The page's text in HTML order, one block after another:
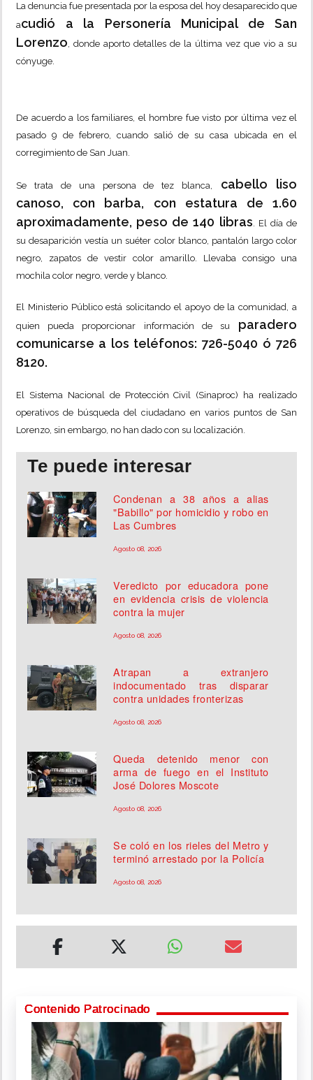
La denuncia fue presentada por la esposa del hoy desaparecido que
acudió a la Personería Municipal de San
Lorenzo, donde aporto detalles de la última vez que vio a su
cónyuge.
De acuerdo a los familiares, el hombre fue visto por última vez el
pasado 9 de febrero, cuando salió de su casa ubicada en el
corregimiento de San Juan.
Se trata de una persona de tez blanca,
cabello liso
canoso, con barba, con estatura de 1.60
aproximadamente, peso de 140 libras. El día de
su desaparición vestía un suéter color blanco, pantalón largo color
negro, zapatos de vestir color amarillo. Llevaba consigo una
mochila color negro, verde y blanco.
El Ministerio Público está solicitando el apoyo de la comunidad, a
quien pueda proporcionar información de su
paradero
comunicarse a los teléfonos: 726-5040 ó 726
8120.
El Sistema Nacional de Protección Civil (Sinaproc) ha realizado
operativos de búsqueda del ciudadano en varios puntos de San
Lorenzo, sin embargo, no han dado con su localización.
Te puede interesar
Condenan a 38 años a alias
"Babillo" por homicidio y robo en
Las Cumbres
Agosto 08, 2026
Veredicto por educadora pone
en evidencia crisis de violencia
contra la mujer
Agosto 08, 2026
Atrapan a extranjero
indocumentado tras disparar
contra unidades fronterizas
Agosto 08, 2026
Queda detenido menor con
arma de fuego en el Instituto
José Dolores Moscote
Agosto 08, 2026
Se coló en los rieles del Metro y
terminó arrestado por la Policía
Agosto 08, 2026
Contenido Patrocinado